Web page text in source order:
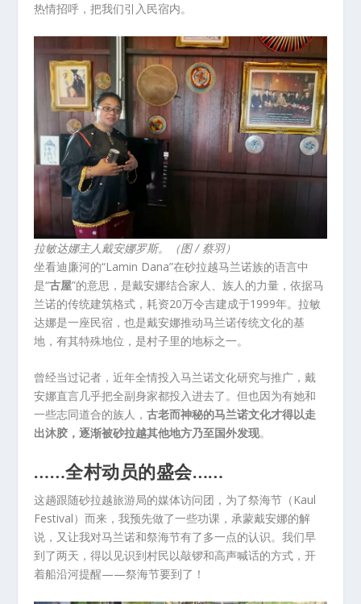
热情招呼，把我们引入民宿内。
拉敏达娜主人戴安娜罗斯。（图 / 蔡羽）
坐看迪廉河的“Lamin Dana”在砂拉越马兰诺族的语言中
是“古屋”的意思，是戴安娜结合家人、族人的力量，依据马
兰诺的传统建筑格式，耗资20万令吉建成于1999年。拉敏
达娜是一座民宿，也是戴安娜推动马兰诺传统文化的基
地，有其特殊地位，是村子里的地标之一。
曾经当过记者，近年全情投入马兰诺文化研究与推广，戴
安娜直言几乎把全副身家都投入进去了。但也因为有她和
一些志同道合的族人，古老而神秘的马兰诺文化才得以走
出沐胶，逐渐被砂拉越其他地方乃至国外发现。
……全村动员的盛会……
这趟跟随砂拉越旅游局的媒体访问团，为了祭海节（Kaul
Festival）而来，我预先做了一些功课，承蒙戴安娜的解
说，又让我对马兰诺和祭海节有了多一点的认识。我们早
到了两天，得以见识到村民以敲锣和高声喊话的方式，开
着船沿河提醒——祭海节要到了！